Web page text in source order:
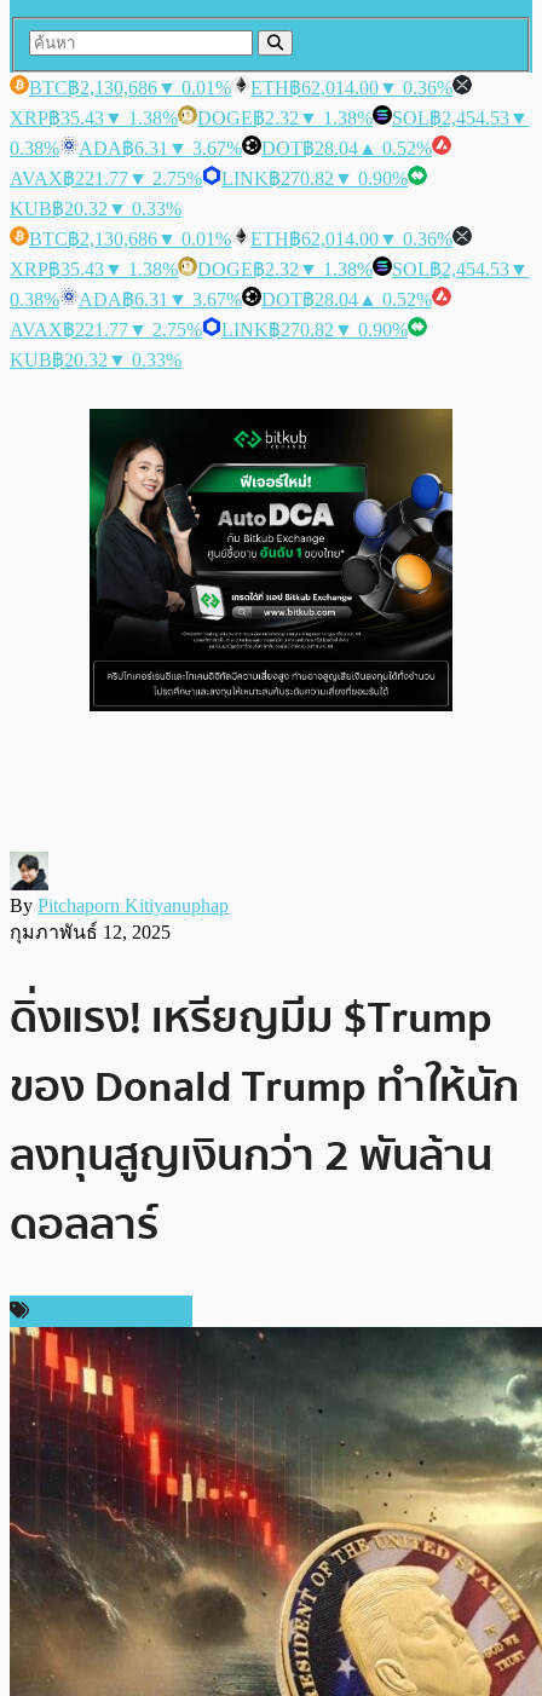
BTC฿2,130,686▼ 0.01% ETH฿62,014.00▼ 0.36%
XRP฿35.43▼ 1.38% DOGE฿2.32 ▼ 1.38% SOL฿2,454.53▼
0.38%
ADA฿6.31 ▼ 3.67% DOT฿28.04 ▲ 0.52%
AVAX฿221.77▼ 2.75% LINK฿270.82 ▼ 0.90%
KUB฿20.32 ▼ 0.33%
BTC฿2,130,686▼ 0.01% ETH฿62,014.00▼ 0.36%
XRP฿35.43▼ 1.38% DOGE฿2.32 ▼ 1.38% SOL฿2,454.53▼
0.38%
ADA฿6.31 ▼ 3.67% DOT฿28.04 ▲ 0.52%
AVAX฿221.77▼ 2.75% LINK฿270.82 ▼ 0.90%
KUB฿20.32 ▼ 0.33%
By Pitchaporn Kitiyanuphap
กุมภาพันธ์ 12, 2025
ดิ่งแรง! เหรียญมีม $Trump
ของ Donald Trump ทำให้นัก
ลงทุนสูญเงินกว่า 2 พันล้าน
ดอลลาร์